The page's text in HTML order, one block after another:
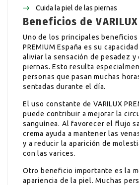
Cuida la piel de las piernas
Beneficios de VARILUX
Uno de los principales beneficios
PREMIUM España es su
aliviar la sensación de pesadez y
piernas. Esto resulta
personas que pasan muchas
sentadas durante el día.
El uso constante de VARILUX
puede contribuir a mejorar la
sanguínea. Al favorecer el flujo
crema ayuda a mantener las
y a reducir la aparición de
con las varices.
Otro beneficio importante es la
apariencia de la piel. Muchas